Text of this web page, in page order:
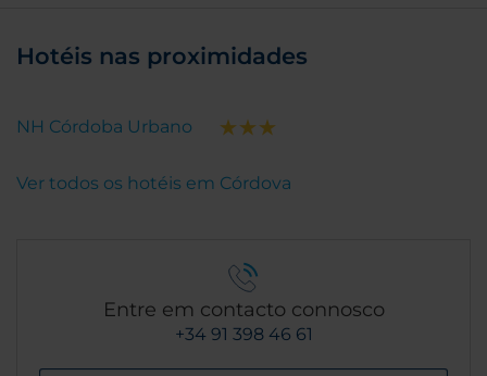
Hotéis nas proximidades
NH Córdoba Urbano
Ver todos os hotéis em Córdova
Entre em contacto connosco
+34 91 398 46 61